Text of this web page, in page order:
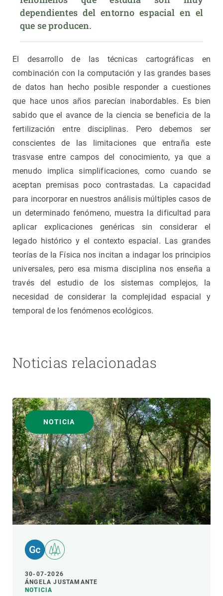
dependientes del entorno espacial en el
que se producen.
El desarrollo de las técnicas cartográficas en
combinación con la computación y las grandes bases
de datos han hecho posible responder a cuestiones
que hace unos años parecían inabordables. Es bien
sabido que el avance de la ciencia se beneficia de la
fertilización entre disciplinas. Pero debemos ser
conscientes de las limitaciones que entraña este
trasvase entre campos del conocimiento, ya que a
menudo implica simplificaciones, como cuando se
aceptan premisas poco contrastadas. La capacidad
para incorporar en nuestros análisis múltiples casos de
un determinado fenómeno, muestra la dificultad para
aplicar explicaciones genéricas sin considerar el
legado histórico y el contexto espacial. Las grandes
teorías de la Física nos incitan a indagar los principios
universales, pero esa misma disciplina nos enseña a
través del estudio de los sistemas complejos, la
necesidad de considerar la complejidad espacial y
temporal de los fenómenos ecológicos.
Noticias relacionadas
NOTICIA
30-07-2026
ÁNGELA JUSTAMANTE
NOTICIA